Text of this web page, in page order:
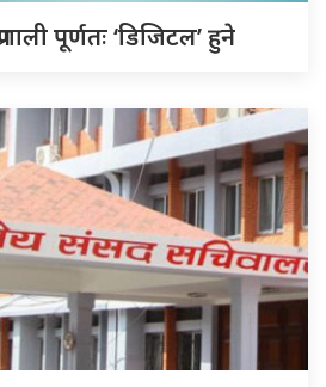
पूर्णतः ‘डिजिटल’ हुने